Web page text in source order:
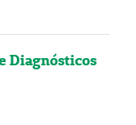
Diagnósticos